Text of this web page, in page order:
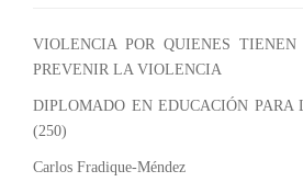
VIOLENCIA POR QUIENES
PREVENIR LA VIOLENCIA
DIPLOMADO EN EDUCACIÓN
(250)
Carlos Fradique-Méndez